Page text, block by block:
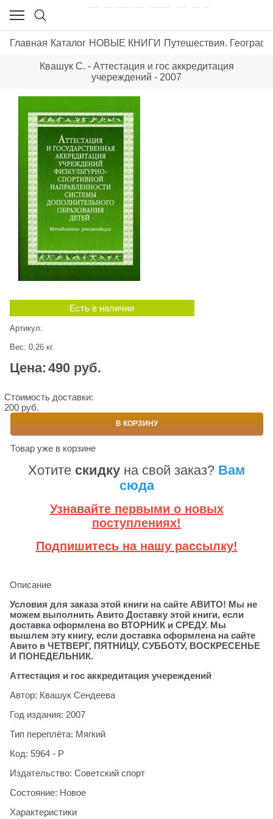
Главная Каталог НОВЫЕ КНИГИ Путешествия.
Квашук С. - Аттестация и гос аккредитация
учереждений - 2007
Есть в наличии
Артикул:
Вес: 0,26 кг.
Цена:490 руб.
Стоимость доставки:
200 руб.
В КОРЗИНУ
Товар уже в корзине
Хотите скидку на свой заказ? Вам
сюда
Узнавайте первыми о новых
поступлениях!
Подпишитесь на нашу рассылку!
Описание
Условия для заказа этой книги на сайте АВИТО! Мы не
можем выполнить Авито Доставку этой книги, если
доставка оформлена во ВТОРНИК и СРЕДУ. Мы
вышлем эту книгу, если доставка оформлена на сайте
Авито в ЧЕТВЕРГ, ПЯТНИЦУ, СУББОТУ, ВОСКРЕСЕНЬЕ
И ПОНЕДЕЛЬНИК.
Аттестация и гос аккредитация учереждений
Автор: Квашук Сендеева
Год издания: 2007
Тип переплёта: Мягкий
Код: 5964 - Р
Издательство: Советский спорт
Состояние: Новое
Характеристики